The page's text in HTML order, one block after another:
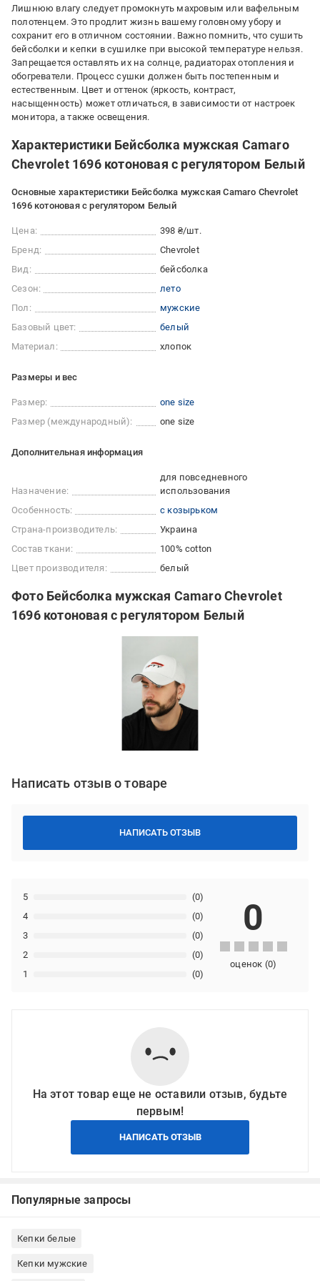
Лишнюю влагу следует промокнуть махровым или вафельным
полотенцем. Это продлит жизнь вашему головному убору и
сохранит его в отличном состоянии. Важно помнить, что сушить
бейсболки и кепки в сушилке при высокой температуре нельзя.
Запрещается оставлять их на солнце, радиаторах отопления и
обогреватели. Процесс сушки должен быть постепенным и
естественным. Цвет и оттенок (яркость, контраст,
насыщенность) может отличаться, в зависимости от настроек
монитора, а также освещения.
Характеристики Бейсболка мужская Camaro
Chevrolet 1696 котоновая с регулятором Белый
Основные характеристики Бейсболка мужская Camaro Chevrolet
1696 котоновая с регулятором Белый
Цена:
398 ₴/шт.
Бренд:
Chevrolet
Вид:
бейсболка
Сезон:
лето
Пол:
мужские
Базовый цвет:
белый
Материал:
хлопок
Размеры и вес
Размер:
one size
Размер (международный):
one size
Дополнительная информация
Назначение:
для повседневного
использования
Особенность:
с козырьком
Страна-производитель:
Украина
Состав ткани:
100% cotton
Цвет производителя:
белый
Фото Бейсболка мужская Camaro Chevrolet
1696 котоновая с регулятором Белый
Написать отзыв о товаре
НАПИСАТЬ ОТЗЫВ
1 (0)
2 (0)
3 (0)
4 (0)
5 (0)
0
оценок (0)
На этот товар еще не оставили отзыв, будьте
первым!
НАПИСАТЬ ОТЗЫВ
Популярные запросы
Кепки белые
Кепки мужские